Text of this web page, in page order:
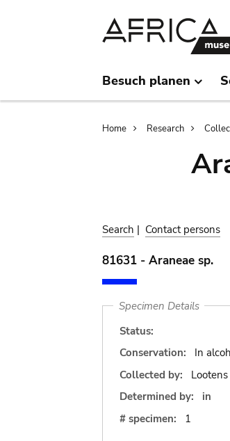
Besuch planen
Home Research
Search | Contact persons
81631 - Araneae sp.
Specimen Details
Status:
Conservation:
In
Collected by:
Lootens
Determined by:
in
# specimen:
1